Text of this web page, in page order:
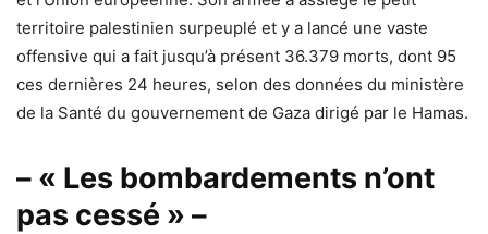
territoire palestinien surpeuplé et y a lancé une vaste
offensive qui a fait jusqu’à présent 36.379 morts, dont 95
ces dernières 24 heures, selon des données du ministère
de la Santé du gouvernement de Gaza dirigé par le Hamas.
– « Les bombardements n’ont
pas cessé » –